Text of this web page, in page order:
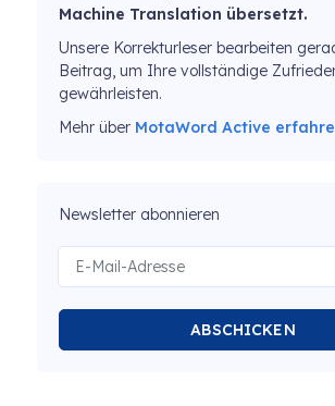
Machine Translation übersetzt.
Unsere Korrekturleser bearbeiten
Beitrag, um Ihre vollständige
gewährleisten.
Mehr über MotaWord Active
Newsletter abonnieren
ABSCHICKEN